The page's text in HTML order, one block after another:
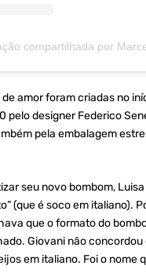
amor foram criadas no
pelo designer Federico
pela embalagem
seu novo bombom,
(que é soco em italiano).
que o formato do
Giovani não concordou
em italiano. Foi o nome